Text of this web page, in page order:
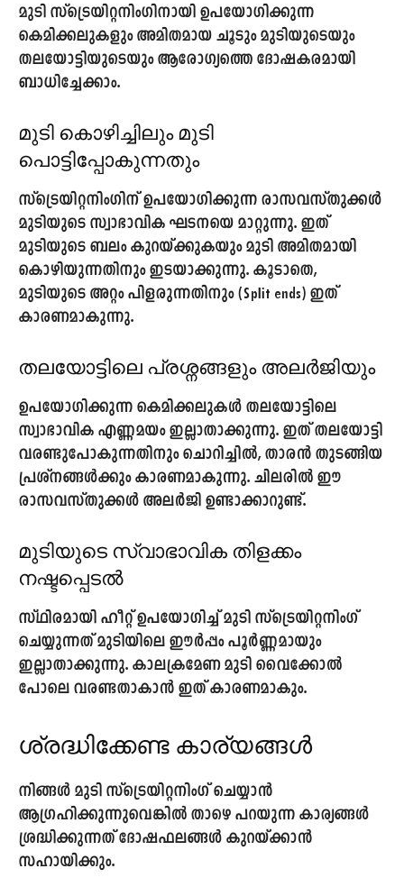
മുടി സ്‌ട്രെയിറ്റനിംഗിനായി ഉപയോഗിക്കുന്ന
കെമിക്കലുകളും അമിതമായ ചൂടും മുടിയുടെയും
തലയോട്ടിയുടെയും ആരോഗ്യത്തെ ദോഷകരമായി
ബാധിച്ചേക്കാം.
മുടി കൊഴിച്ചിലും മുടി
പൊട്ടിപ്പോകുന്നതും
സ്‌ട്രെയിറ്റനിംഗിന് ഉപയോഗിക്കുന്ന രാസവസ്തുക്കൾ
മുടിയുടെ സ്വാഭാവിക ഘടനയെ മാറ്റുന്നു. ഇത്
മുടിയുടെ ബലം കുറയ്ക്കുകയും മുടി അമിതമായി
കൊഴിയുന്നതിനും ഇടയാക്കുന്നു. കൂടാതെ,
മുടിയുടെ അറ്റം പിളരുന്നതിനും (Split ends) ഇത്
കാരണമാകുന്നു.
തലയോട്ടിലെ പ്രശ്നങ്ങളും അലർജിയും
ഉപയോഗിക്കുന്ന കെമിക്കലുകൾ തലയോട്ടിലെ
സ്വാഭാവിക എണ്ണമയം ഇല്ലാതാക്കുന്നു. ഇത് തലയോട്ടി
വരണ്ടുപോകുന്നതിനും ചൊറിച്ചിൽ, താരൻ തുടങ്ങിയ
പ്രശ്നങ്ങൾക്കും കാരണമാകുന്നു. ചിലരിൽ ഈ
രാസവസ്തുക്കൾ അലർജി ഉണ്ടാക്കാറുണ്ട്.
മുടിയുടെ സ്വാഭാവിക തിളക്കം
നഷ്ടപ്പെടൽ
സ്ഥിരമായി ഹീറ്റ് ഉപയോഗിച്ച് മുടി സ്‌ട്രെയിറ്റനിംഗ്
ചെയ്യുന്നത് മുടിയിലെ ഈർപ്പം പൂർണ്ണമായും
ഇല്ലാതാക്കുന്നു. കാലക്രമേണ മുടി വൈക്കോൽ
പോലെ വരണ്ടതാകാൻ ഇത് കാരണമാകും.
ശ്രദ്ധിക്കേണ്ട കാര്യങ്ങൾ
നിങ്ങൾ മുടി സ്‌ട്രെയിറ്റനിംഗ് ചെയ്യാൻ
ആഗ്രഹിക്കുന്നുവെങ്കിൽ താഴെ പറയുന്ന കാര്യങ്ങൾ
ശ്രദ്ധിക്കുന്നത് ദോഷഫലങ്ങൾ കുറയ്ക്കാൻ
സഹായിക്കും.